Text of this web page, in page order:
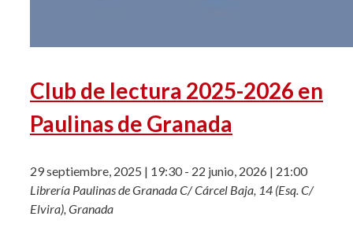
Club de lectura 2025-2026 en
Paulinas de Granada
29 septiembre, 2025 | 19:30- 22 junio, 2026 | 21:00
Librería Paulinas de GranadaC/ Cárcel Baja, 14 (Esq. C/
Elvira), Granada